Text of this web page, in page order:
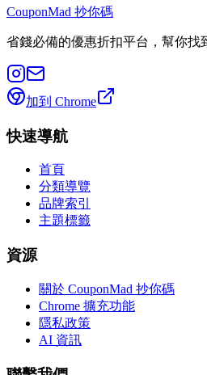
CouponMad 抄你碼
省錢必備的優惠折扣平台，幫你找
加到 Chrome
快速導航
首頁
分類導覽
品牌索引
主題標籤
資源
關於 CouponMad 抄你碼
Chrome 擴充功能
隱私政策
AI 資訊